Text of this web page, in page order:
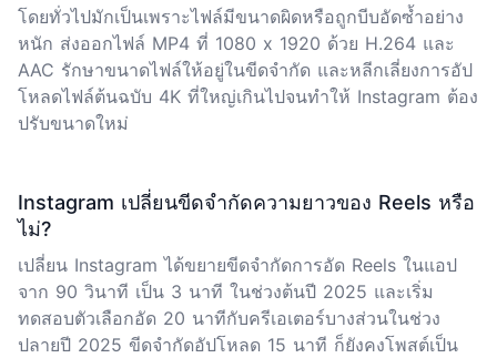
โดยทั่วไปมักเป็นเพราะไฟล์มีขนาดผิดหรือถูกบีบอัดซ้ำอย่าง
หนัก ส่งออกไฟล์ MP4 ที่ 1080 x 1920 ด้วย H.264 และ
AAC รักษาขนาดไฟล์ให้อยู่ในขีดจำกัด และหลีกเลี่ยงการอัป
โหลดไฟล์ต้นฉบับ 4K ที่ใหญ่เกินไปจนทำให้ Instagram ต้อง
ปรับขนาดใหม่
Instagram เปลี่ยนขีดจำกัดความยาวของ Reels หรือ
ไม่?
เปลี่ยน Instagram ได้ขยายขีดจำกัดการอัด Reels ในแอป
จาก 90 วินาที เป็น 3 นาที ในช่วงต้นปี 2025 และเริ่ม
ทดสอบตัวเลือกอัด 20 นาทีกับครีเอเตอร์บางส่วนในช่วง
ปลายปี 2025 ขีดจำกัดอัปโหลด 15 นาที ก็ยังคงโพสต์เป็น